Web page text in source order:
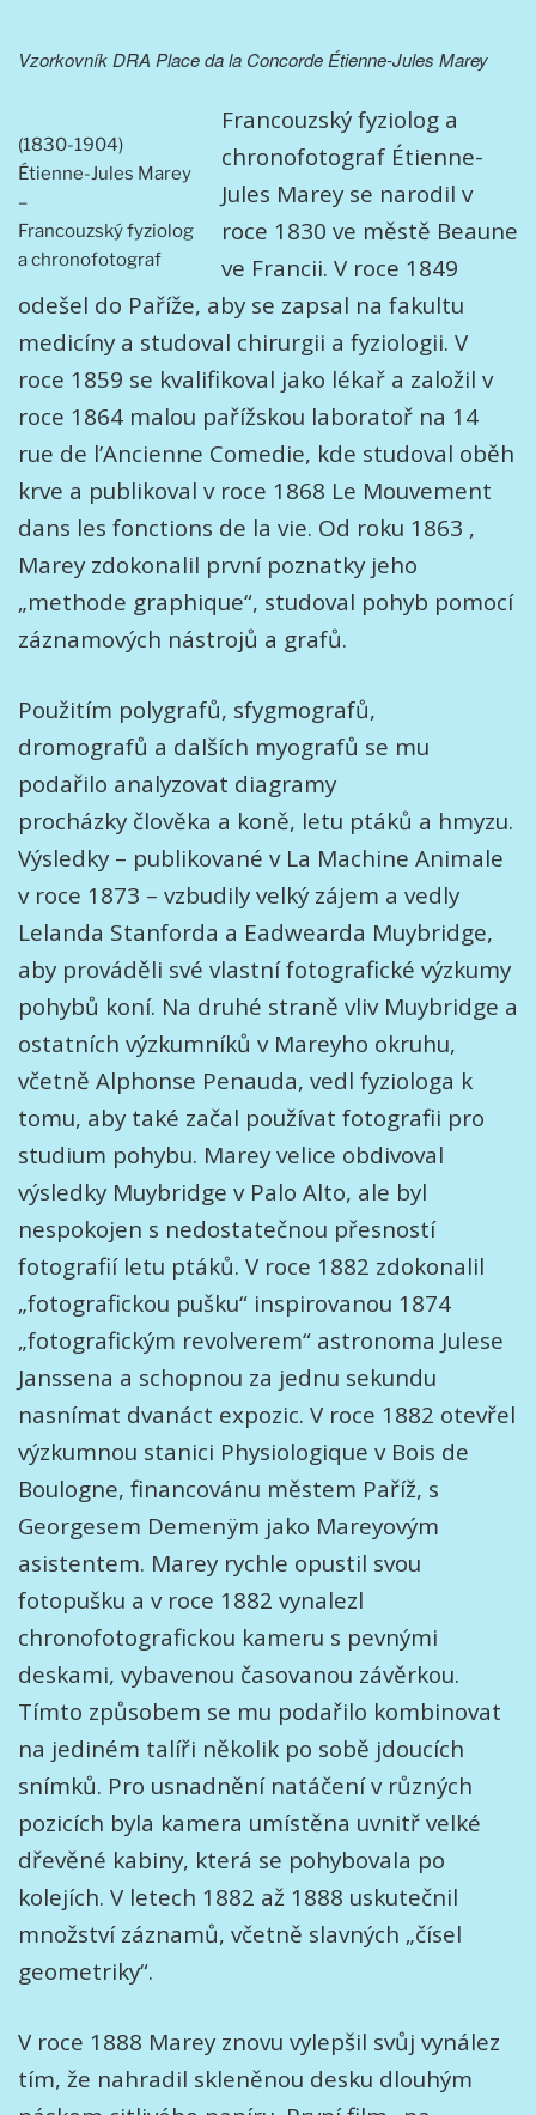
Vzorkovník DRA Place da la Concorde Étienne-Jules Marey
(1830-1904)
Étienne-Jules Marey
–
Francouzský fyziolog
a chronofotograf
Francouzský fyziolog a
chronofotograf Étienne-
Jules Marey se narodil v
roce 1830 ve městě Beaune
ve Francii. V roce 1849
odešel do Paříže, aby se zapsal na fakultu
medicíny a studoval chirurgii a fyziologii. V
roce 1859 se kvalifikoval jako lékař a založil v
roce 1864 malou pařížskou laboratoř na 14
rue de l’Ancienne Comedie, kde studoval oběh
krve a publikoval v roce 1868 Le Mouvement
dans les fonctions de la vie. Od roku 1863 ,
Marey zdokonalil první poznatky jeho
„methode graphique“, studoval pohyb pomocí
záznamových nástrojů a grafů.
Použitím polygrafů, sfygmografů,
dromografů a dalších myografů se mu
podařilo analyzovat diagramy
procházky člověka a koně, letu ptáků a hmyzu.
Výsledky – publikované v La Machine Animale
v roce 1873 – vzbudily velký zájem a vedly
Lelanda Stanforda a Eadwearda Muybridge,
aby prováděli své vlastní fotografické výzkumy
pohybů koní. Na druhé straně vliv Muybridge a
ostatních výzkumníků v Mareyho okruhu,
včetně Alphonse Penauda, vedl fyziologa k
tomu, aby také začal používat fotografii pro
studium pohybu. Marey velice obdivoval
výsledky Muybridge v Palo Alto, ale byl
nespokojen s nedostatečnou přesností
fotografií letu ptáků. V roce 1882 zdokonalil
„fotografickou pušku“ inspirovanou 1874
„fotografickým revolverem“ astronoma Julese
Janssena a schopnou za jednu sekundu
nasnímat dvanáct expozic. V roce 1882 otevřel
výzkumnou stanici Physiologique v Bois de
Boulogne, financovánu městem Paříž, s
Georgesem Demenÿm jako Mareyovým
asistentem. Marey rychle opustil svou
fotopušku a v roce 1882 vynalezl
chronofotografickou kameru s pevnými
deskami, vybavenou časovanou závěrkou.
Tímto způsobem se mu podařilo kombinovat
na jediném talíři několik po sobě jdoucích
snímků. Pro usnadnění natáčení v různých
pozicích byla kamera umístěna uvnitř velké
dřevěné kabiny, která se pohybovala po
kolejích. V letech 1882 až 1888 uskutečnil
množství záznamů, včetně slavných „čísel
geometriky“.
V roce 1888 Marey znovu vylepšil svůj vynález
tím, že nahradil skleněnou desku dlouhým